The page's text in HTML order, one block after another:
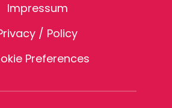
Impressum
/ Policy
Preferences